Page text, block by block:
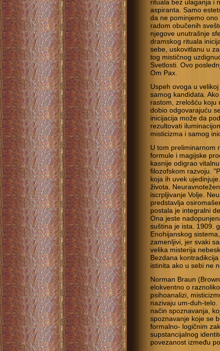
rituala bez ulaganja i
aspiranta. Samo
da ne pominjemo
radom obučenih
njegove unutrašnje
dramskog rituala
sebe, uskovitlanu u
tog mističnog
Svetlosti. Ovo
Om Pax.
Uspeh ovoga u
samog kandidata.
rastom, zrelošću koju
dobio odgovarajuću
inicijacija može da
rezultovati
misticizma i samog
U tom preliminarnom
formule i magijske
kasnije odigrao
filozofskom razvoju.
koja ih uvek
života.
iscrpljivanje Volje.
predstavlja
postala je integralni
Ona jeste
suština je ista. 1909.
Enohijanskog
zamenljivi, jer svaki
velika misterija
Bezdana
istinita ako u sebi ne
Norman Braun
elokventno o
psihoanalizi,
nazivaju um-duh-
način spoznavanja,
spoznavanje koje se
formalno- logičnim
supstancijalnog
povezanost između